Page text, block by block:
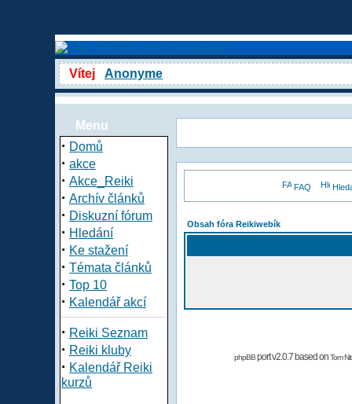
Vítej Anonyme
Menu
· Domů
· akce
· Akce_Reiki
· Archív článků
· Diskuzní fórum
· Hledání
· Ke stažení
· Témata článků
· Top 10
· Kalendář akcí
· Reiki Seznam
· Reiki kluby
· Kalendář Reiki
kurzů
FAQ
Obsah fóra Reikiwebík
phpBBport v2.0.7 based onTom